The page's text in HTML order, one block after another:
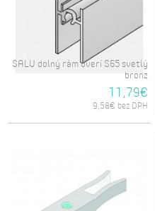
SALU dolný rám dverí S65 svetlý
bronz
11,79€
9,58€ bez DPH